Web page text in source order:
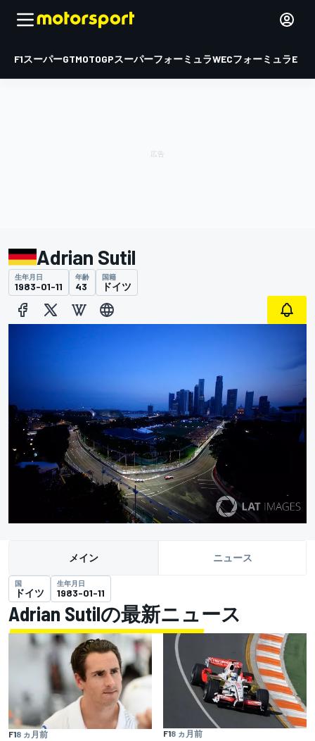
F1スーパーGTMOTOGPスーパーフォーミュラWECフォーミュラE
Adrian Sutil
生年月日
1983-01-11
年齢
43
国籍
ドイツ
メイン ニュース
国
ドイツ
生年月日
1983-01-11
Adrian Sutilの最新ニュース
F18 ヵ月前 F18 ヵ月前